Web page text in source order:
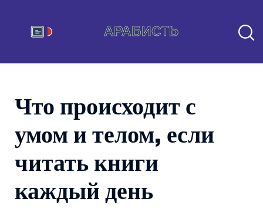
Что происходит с
умом и телом, если
читать книги
каждый день